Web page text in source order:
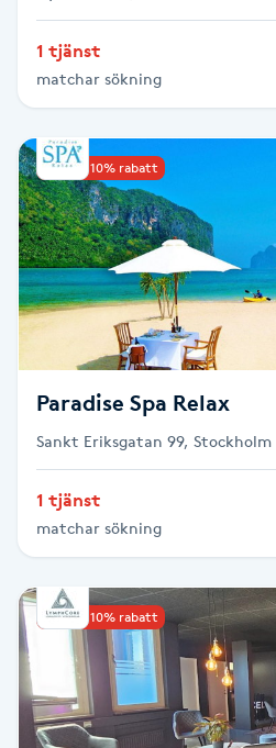
Skäggtrimmning
Skönhet
Slingor
Sockring
Spa
Spa manikyr & pedikyr
Spa-manikyr
Spa-pedikyr
Spraytan
Stylist
Sugaring
Svensk massage
1 tjänst
matchar sökning
Upp till 10% rabatt
Paradise Spa Relax
Sankt Eriksgatan 99, Stockholm
1 tjänst
matchar sökning
Upp till 10% rabatt